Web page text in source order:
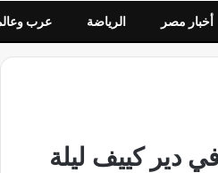
أخبار مصر الرياضة عرب
دير كييف ليلة